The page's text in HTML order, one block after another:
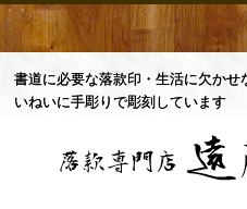
書道に必要な落款印・生活に欠か
いねいに手彫りで彫刻しています